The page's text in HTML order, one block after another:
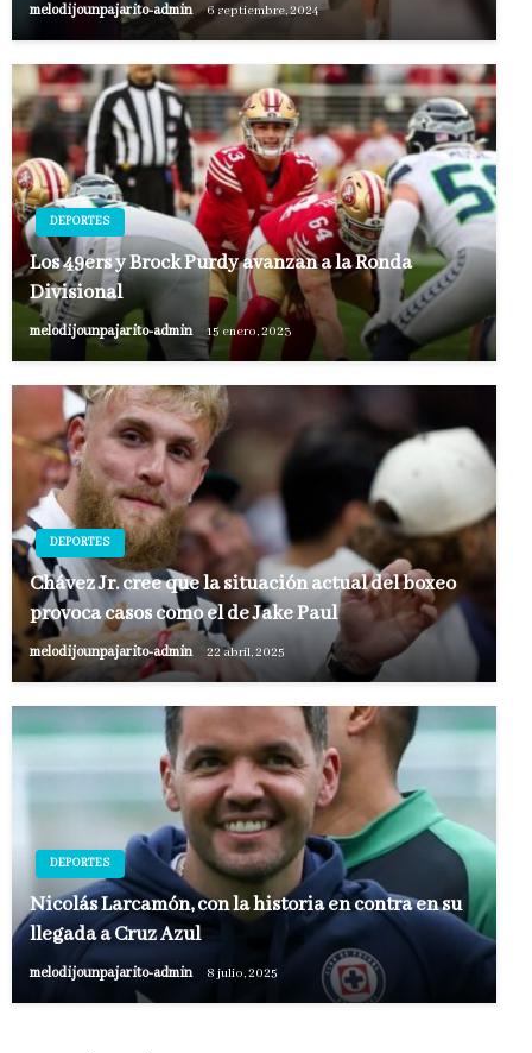
melodijounpajarito-admin 6 septiembre, 2024
DEPORTES
Los 49ers y Brock Purdy avanzan a la Ronda
Divisional
melodijounpajarito-admin 15 enero, 2023
DEPORTES
Chávez Jr. cree que la situación actual del boxeo
provoca casos como el de Jake Paul
melodijounpajarito-admin 22 abril, 2025
DEPORTES
Nicolás Larcamón, con la historia en contra en su
llegada a Cruz Azul
melodijounpajarito-admin 8 julio, 2025